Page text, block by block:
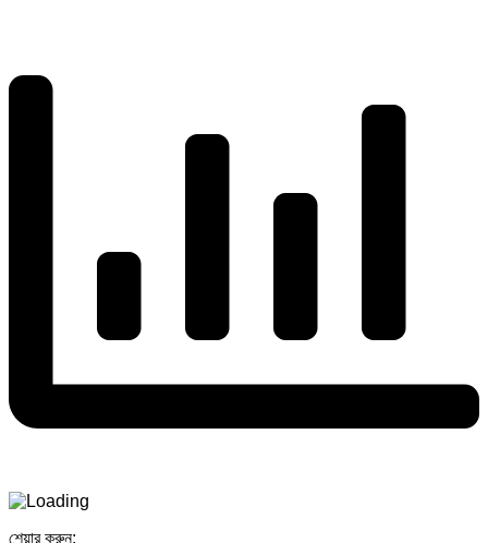
শেয়ার করুন: